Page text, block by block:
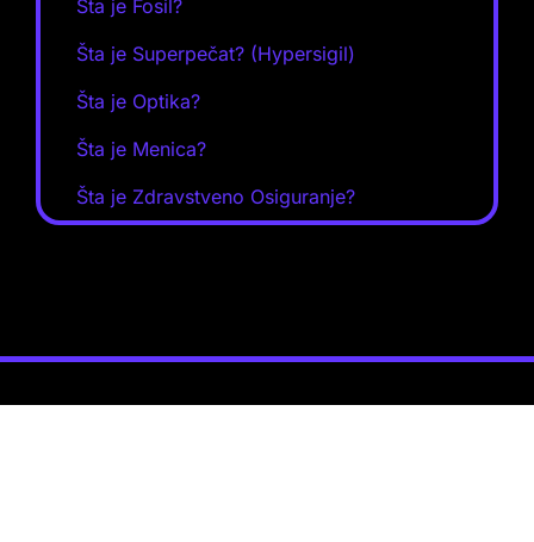
Šta je Fosil?
Šta je Superpečat? (Hypersigil)
Šta je Optika?
Šta je Menica?
Šta je Zdravstveno Osiguranje?